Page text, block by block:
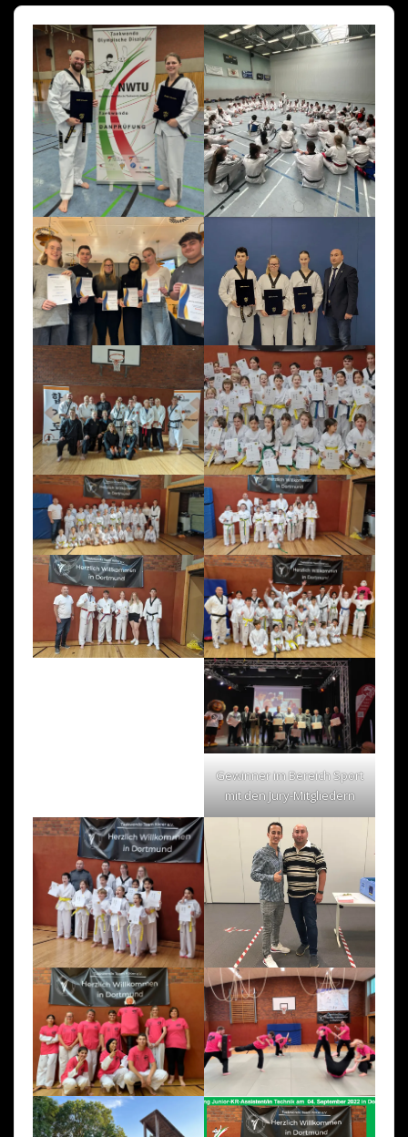
Gewinner im Bereich Sport
mit den Jury-Mitgliedern